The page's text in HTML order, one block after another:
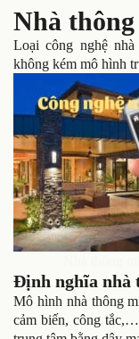
Nhà
Loại công nghệ
không kém mô hình
Định nghĩa nhà
Mô hình nhà thông
cảm biến, công